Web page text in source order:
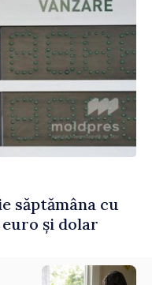
săptămâna cu
și dolar